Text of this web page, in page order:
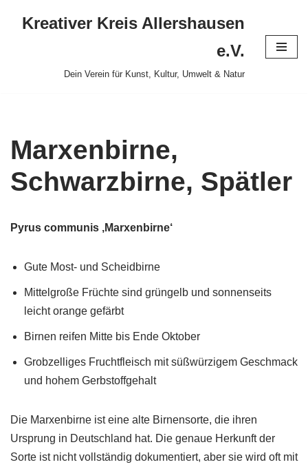
Kreativer Kreis Allershausen
e.V.
Dein Verein für Kunst, Kultur, Umwelt & Natur
Marxenbirne,
Schwarzbirne, Spätler
Pyrus communis ‚Marxenbirne‘
Gute Most- und Scheidbirne
Mittelgroße Früchte sind grüngelb und sonnenseits
leicht orange gefärbt
Birnen reifen Mitte bis Ende Oktober
Grobzelliges Fruchtfleisch mit süßwürzigem Geschmack
und hohem Gerbstoffgehalt
Die Marxenbirne ist eine alte Birnensorte, die ihren
Ursprung in Deutschland hat. Die genaue Herkunft der
Sorte ist nicht vollständig dokumentiert, aber sie wird oft mit